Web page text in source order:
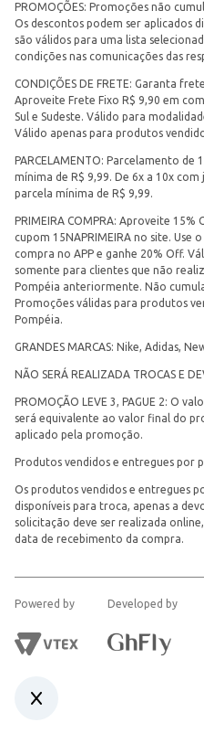
PROMOÇÕES: Promoções não
Os descontos podem ser aplicados
são válidos para uma lista
condições nas comunicações das
CONDIÇÕES DE FRETE: Garanta
Aproveite Frete Fixo R$ 9,90 em
Sul e Sudeste. Válido para
Válido apenas para produtos
PARCELAMENTO: Parcelamento de
mínima de R$ 9,99. De 6x a 10x
parcela mínima de R$ 9,99.
PRIMEIRA COMPRA: Aproveite
cupom 15NAPRIMEIRA no site. Use
compra no APP e ganhe 20% Off.
somente para clientes que não
Pompéia anteriormente. Não
Promoções válidas para produtos
Pompéia.
GRANDES MARCAS: Nike, Adidas,
NÃO SERÁ REALIZADA TROCAS E
PROMOÇÃO LEVE 3, PAGUE 2: O
será equivalente ao valor final do
aplicado pela promoção.
Produtos vendidos e entregues por
Os produtos vendidos e entregues
disponíveis para troca, apenas a
solicitação deve ser realizada
data de recebimento da compra.
Powered by Developed by